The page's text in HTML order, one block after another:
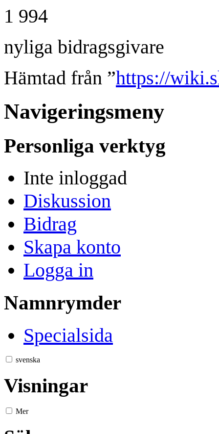
1 994
nyliga bidragsgivare
Hämtad från ”https://
Navigeringsmeny
Personliga verktyg
Inte inloggad
Diskussion
Bidrag
Skapa konto
Logga in
Namnrymder
Specialsida
svenska
Visningar
Mer